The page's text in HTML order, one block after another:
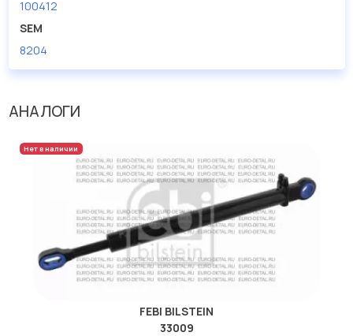
100412
SEM
8204
АНАЛОГИ
Нет в наличии
FEBI BILSTEIN
33009